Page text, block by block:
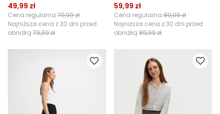
49,99 zł
Cena regularna 79,99 zł
Najniższa cena z 30 dni przed
obniżką 79,99 zł
59,99 zł
Cena regularna 89,99 zł
Najniższa cena z 30 dni przed
obniżką 89,99 zł